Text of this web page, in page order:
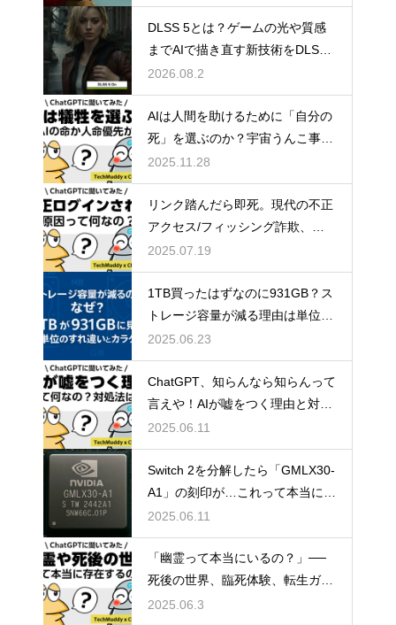
DLSS 5とは？ゲームの光や質感
までAIで描き直す新技術をDLSS
4.5と比較
2026.08.2
AIは人間を助けるために「自分の
死」を選ぶのか？宇宙うんこ事件
で読み解くAI倫理のリアル
2025.11.28
リンク踏んだら即死。現代の不正
アクセス/フィッシング詐欺、怖
すぎ問題。
2025.07.19
1TB買ったはずなのに931GB？ス
トレージ容量が減る理由は単位の
すれ違い
2025.06.23
ChatGPT、知らんなら知らんって
言えや！AIが嘘をつく理由と対策
方法について
2025.06.11
Switch 2を分解したら「GMLX30-
A1」の刻印が…これって本当にT
egraなの？
2025.06.11
「幽霊って本当にいるの？」──
死後の世界、臨死体験、転生ガチ
ャ説まで真相に迫る雑談考察
2025.06.3